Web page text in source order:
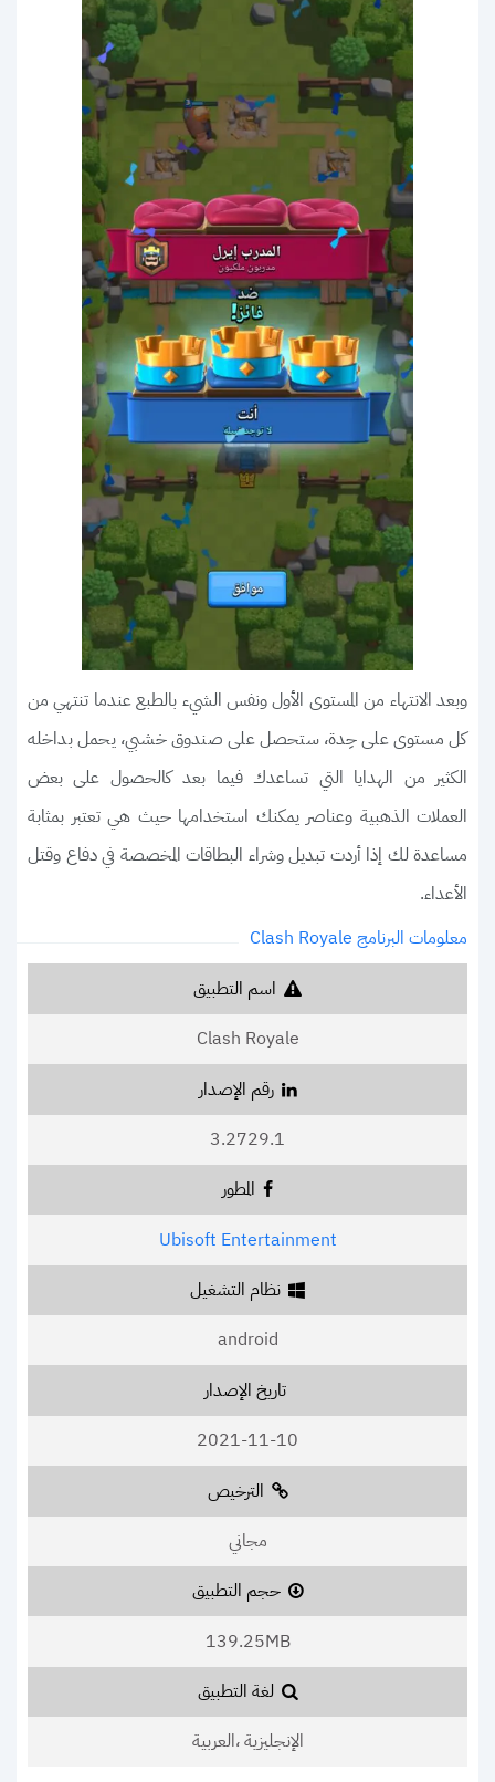
وبعد الانتهاء من المستوى الأول ونفس الشيء بالطبع عندما تنتهي من
كل مستوى على حِدة، ستحصل على صندوق خشبي، يحمل بداخله
الكثير من الهدايا التي تساعدك فيما بعد كالحصول على بعض
العملات الذهبية وعناصر يمكنك استخدامها حيث هي تعتبر بمثابة
مساعدة لك إذا أردت تبديل وشراء البطاقات المخصصة في دفاع وقتل
الأعداء.
معلومات البرنامج Clash Royale
اسم التطبيق
Clash Royale
رقم الإصدار
3.2729.1
المطور
Ubisoft Entertainment
نظام التشغيل
android
تاريخ الإصدار
2021-11-10
الترخيص
مجاني
حجم التطبيق
139.25MB
لغة التطبيق
الإنجليزية ،العربية